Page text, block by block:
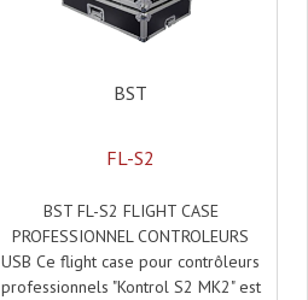
BST
FL-S2
BST FL-S2 FLIGHT CASE
PROFESSIONNEL CONTROLEURS
USB Ce flight case pour contrôleurs
professionnels "Kontrol S2 MK2" est